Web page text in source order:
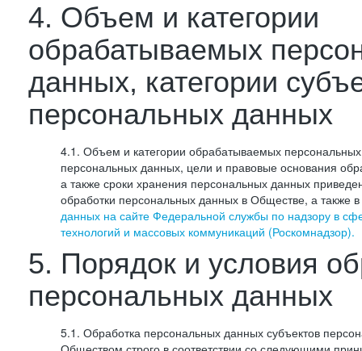
4. Объем и категории
обрабатываемых
данных, категории
персональных данных
4.1. Объем и категории обрабатываемых персональных
персональных данных, цели и правовые основания
а также сроки хранения персональных данных
обработки персональных данных в Обществе, а также в
данных на сайте Федеральной службы по надзору в
технологий и массовых коммуникаций (Роскомнадзор).
5. Порядок и условия
персональных данных
5.1. Обработка персональных данных субъектов